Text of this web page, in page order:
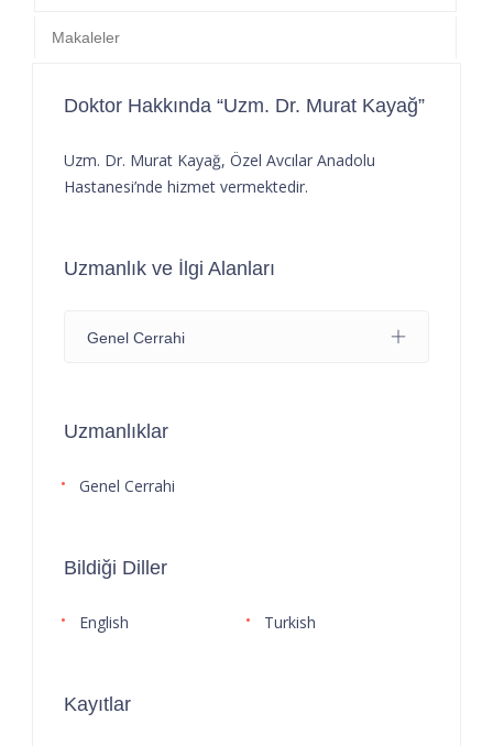
Makaleler
Doktor Hakkında “Uzm. Dr. Murat Kayağ”
Uzm. Dr. Murat Kayağ, Özel Avcılar Anadolu
Hastanesi’nde hizmet vermektedir.
Uzmanlık ve İlgi Alanları
Genel Cerrahi
Uzmanlıklar
Genel Cerrahi
Bildiği Diller
English Turkish
Kayıtlar